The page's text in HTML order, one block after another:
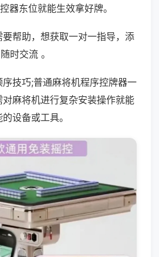
器东位就能生效拿好牌。
帮助，想获取一对一指导，添
时交流 。
技巧;普通麻将机程序控牌器一
麻将机进行复杂安装操作就能
设备或工具。